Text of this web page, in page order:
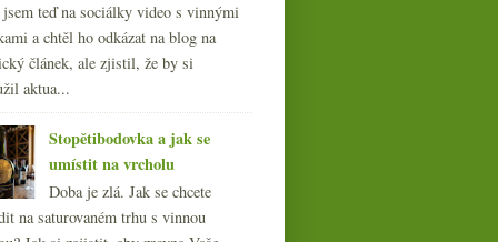
teď na sociálky video s vinnými
a chtěl ho odkázat na blog na
článek, ale zjistil, že by si
aktua...
Stopětibodovka a jak se
umístit na vrcholu
Doba je zlá. Jak se chcete
na saturovaném trhu s vinnou